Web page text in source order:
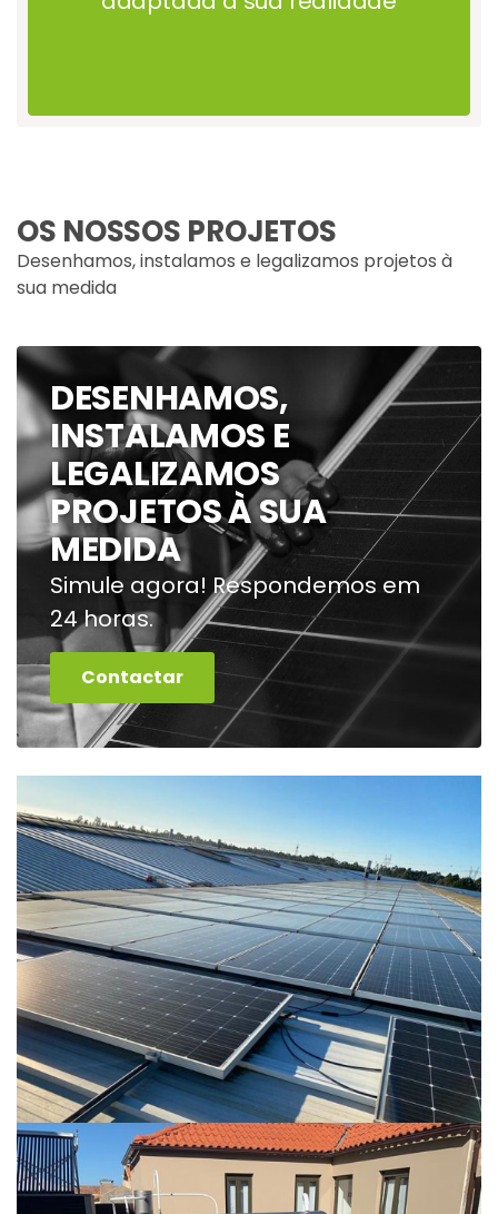
OS NOSSOS PROJETOS
Desenhamos, instalamos e legalizamos projetos à
sua medida
DESENHAMOS,
INSTALAMOS E
LEGALIZAMOS
PROJETOS À SUA
MEDIDA
Simule agora! Respondemos em
24 horas.
Contactar